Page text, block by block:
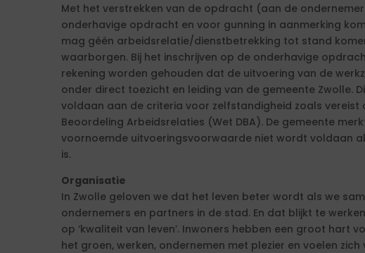
Met het verstrekken van de opdracht (aan de
onderhavige opdracht en voor gunning in aanmerking
mag géén arbeidsrelatie/dienstbetrekking tot stand
waarborgen. Bij het inschrijven op de onderhavige
rekening worden gehouden dat de uitvoering van de
onder direct toezicht en leiding van de gemeente Zwolle.
voldaan aan de criteria voor zelfstandigheid zoals vereist
Beoordeling Arbeidsrelaties (Wet DBA). De gemeente
voornoemde uitvoeringsvoorwaarde niet wordt voldaan
is.
Organisatie
In Zwolle geloven we dat het leven beter wordt als we
ondernemers en partners in de stad. En dat blijkt te
op ‘kwaliteit van leven’. Inwoners hebben een groot hart
het groen, werken, ondernemen met plezier en voelen zich